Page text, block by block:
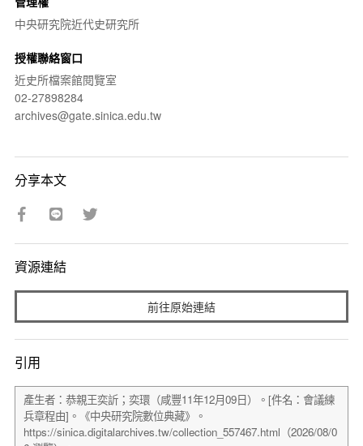
中央研究院近代史研究所
授權聯絡窗口
近史所檔案館閱覽室
02-27898284
archives@gate.sinica.edu.tw
分享本文
資源連結
前往原始連結
引用